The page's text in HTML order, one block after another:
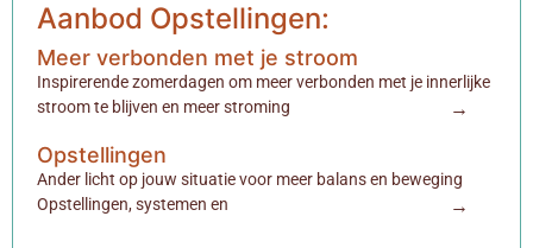
Aanbod Opstellingen:
Meer verbonden met je stroom
Inspirerende zomerdagen om meer verbonden met je innerlijke
stroom te blijven en meer stroming
→
Opstellingen
Ander licht op jouw situatie voor meer balans en beweging
Opstellingen, systemen en
→